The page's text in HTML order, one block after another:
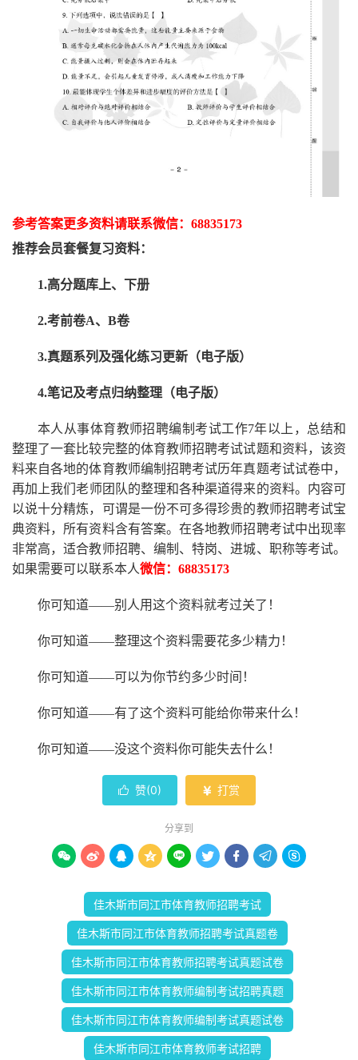
参考答案更多资料请联系微信： 68835173
推荐会员套餐复习资料：
1.高分题库上、下册
2.考前卷A、B卷
3.真题系列及强化练习更新（电子版）
4.笔记及考点归纳整理（电子版）
本人从事体育教师招聘编制考试工作7年以上，总结和
整理了一套比较完整的体育教师招聘考试试题和资料，该资
料来自各地的体育教师编制招聘考试历年真题考试试卷中，
再加上我们老师 团队的整理和各种渠道得来的资料。内容可
以说十分精炼，可谓是一份不可多得珍贵的教师招聘考试宝
典资料，所有资料含有答案。在各地教师招聘考试中出现率
非常高，适合教师招聘、编制、特岗、进城、职称等考试。
如果需要可以联系本人微信： 68835173
你可知道——别人用这个资料就考过关了！
你可知道——整理这个资料需要花多少精力 ！
你可知道——可以为你节约多少时间！
你可知道——有了这个资料可能给你带来什么！
你可知道——没这个资料你可能失去什么 ！
 赞(0)  打赏
分享到
        
佳木斯市同江市体育教师招聘考试
佳木斯市同江市体育教师招聘考试真题卷
佳木斯市同江市体育教师招聘考试真题试卷
佳木斯市同江市体育教师编制考试招聘真题
佳木斯市同江市体育教师编制考试真题试卷
佳木斯市同江市体育教师考试招聘